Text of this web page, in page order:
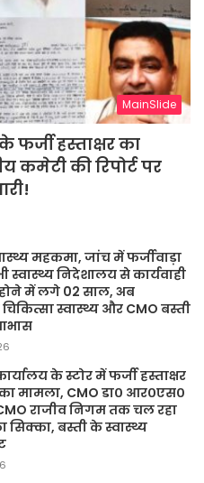
MainSlide
फर्जी हस्ताक्षर का
कमेटी की रिपोर्ट पर
महकमा, जांच में फर्जीवाड़ा
स्वास्थ्य निदेशालय से कार्यवाही
होने में लगे 02 साल, अब
स्वास्थ्य और CMO बस्ती
के स्टोर में फर्जी हस्ताक्षर
मामला, CMO डा० आर०एस०
राजीव निगम तक चल रहा
सिक्का, बस्ती के स्वास्थ्य